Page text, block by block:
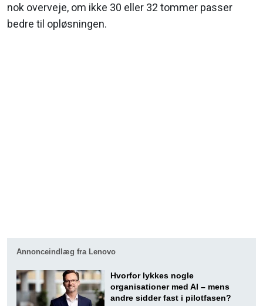
nok overveje, om ikke 30 eller 32 tommer passer
bedre til opløsningen.
Annonceindlæg fra Lenovo
Hvorfor lykkes nogle
organisationer med AI – mens
andre sidder fast i pilotfasen?